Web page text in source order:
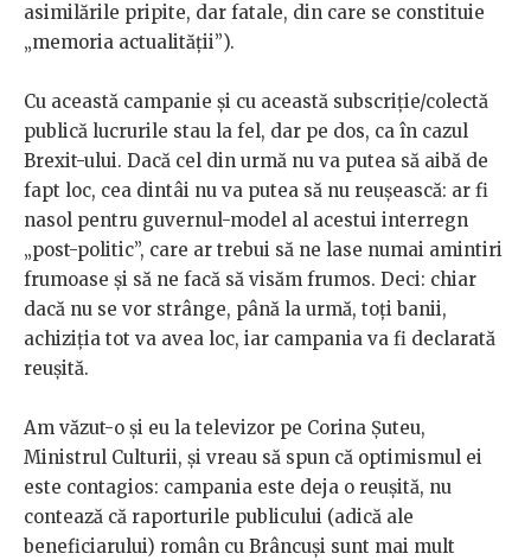
asimilările pripite, dar fatale, din care se constituie
„memoria actualității”).
Cu această campanie și cu această subscriție/colectă
publică lucrurile stau la fel, dar pe dos, ca în cazul
Brexit-ului. Dacă cel din urmă nu va putea să aibă de
fapt loc, cea dintâi nu va putea să nu reușească: ar fi
nasol pentru guvernul-model al acestui interregn
„post-politic”, care ar trebui să ne lase numai amintiri
frumoase și să ne facă să visăm frumos. Deci: chiar
dacă nu se vor strânge, până la urmă, toți banii,
achiziția tot va avea loc, iar campania va fi declarată
reușită.
Am văzut-o și eu la televizor pe Corina Șuteu,
Ministrul Culturii, și vreau să spun că optimismul ei
este contagios: campania este deja o reușită, nu
contează că raporturile publicului (adică ale
beneficiarului) român cu Brâncuși sunt mai mult